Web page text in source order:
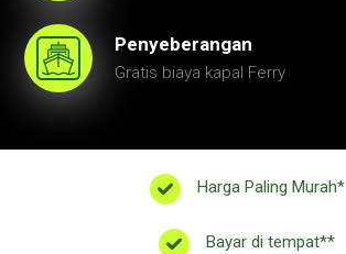
Penyeberangan
Gratis biaya kapal Ferry
Harga Paling Murah*
Bayar di tempat**